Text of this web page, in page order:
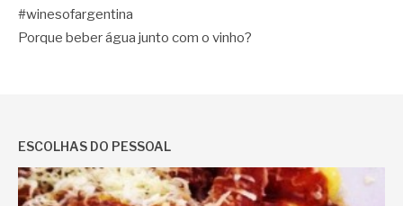
#winesofargentina
Porque beber água junto com o vinho?
ESCOLHAS DO PESSOAL